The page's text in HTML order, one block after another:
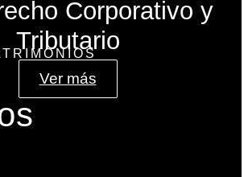
Corporativo y
Tributario
Ver más